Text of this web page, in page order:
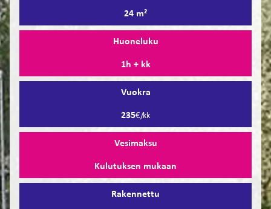
24 m²
Huoneluku
1h + kk
Vuokra
235€/kk
Vesimaksu
Kulutuksen mukaan
Rakennettu